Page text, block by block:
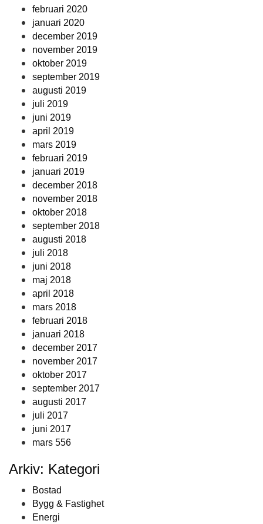
februari 2020
januari 2020
december 2019
november 2019
oktober 2019
september 2019
augusti 2019
juli 2019
juni 2019
april 2019
mars 2019
februari 2019
januari 2019
december 2018
november 2018
oktober 2018
september 2018
augusti 2018
juli 2018
juni 2018
maj 2018
april 2018
mars 2018
februari 2018
januari 2018
december 2017
november 2017
oktober 2017
september 2017
augusti 2017
juli 2017
juni 2017
mars 556
Arkiv: Kategori
Bostad
Bygg & Fastighet
Energi